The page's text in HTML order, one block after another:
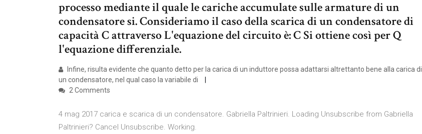
processo mediante il quale le cariche accumulate sulle armature di un
condensatore si. Consideriamo il caso della scarica di un condensatore di
capacità C attraverso L'equazione del circuito è: C Si ottiene così per Q
l'equazione differenziale.
Infine, risulta evidente che quanto detto per la carica di un induttore possa adattarsi altrettanto bene alla carica di
un condensatore, nel qual caso la variabile di
2 Comments
4 mag 2017 carica e scarica di un condensatore. Gabriella Paltrinieri. Loading Unsubscribe from Gabriella
Paltrinieri? Cancel Unsubscribe. Working.